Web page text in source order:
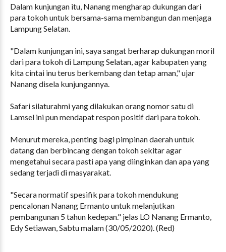
Dalam kunjungan itu, Nanang mengharap dukungan dari
para tokoh untuk bersama-sama membangun dan menjaga
Lampung Selatan.
"Dalam kunjungan ini, saya sangat berharap dukungan moril
dari para tokoh di Lampung Selatan, agar kabupaten yang
kita cintai inu terus berkembang dan tetap aman," ujar
Nanang disela kunjungannya.
Safari silaturahmi yang dilakukan orang nomor satu di
Lamsel ini pun mendapat respon positif dari para tokoh.
Menurut mereka, penting bagi pimpinan daerah untuk
datang dan berbincang dengan tokoh sekitar agar
mengetahui secara pasti apa yang diinginkan dan apa yang
sedang terjadi di masyarakat.
"Secara normatif spesifik para tokoh mendukung
pencalonan Nanang Ermanto untuk melanjutkan
pembangunan 5 tahun kedepan." jelas LO Nanang Ermanto,
Edy Setiawan, Sabtu malam (30/05/2020). (Red)